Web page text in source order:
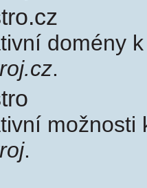
domény
.
možnosti
.